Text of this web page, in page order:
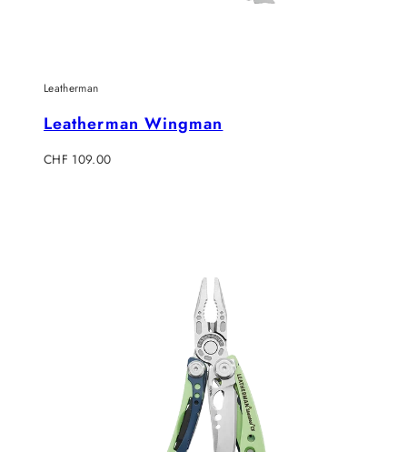
Leatherman
Leatherman Wingman
Regulärer
CHF 109.00